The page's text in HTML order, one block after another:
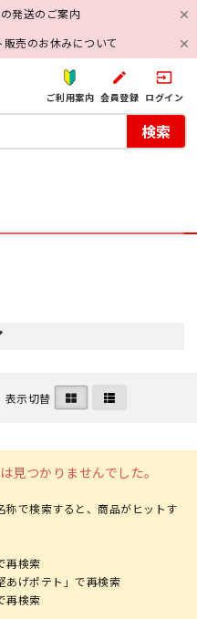
発送のご案内
売のお休みについて
ご利用案内
create
会員登録
input
ログイン
検索
表示切替
見つかりませんでした。
称で検索すると、商品がヒットす
再検索
げポテト」で再検索
再検索